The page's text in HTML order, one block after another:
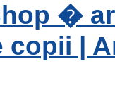
�
copii |